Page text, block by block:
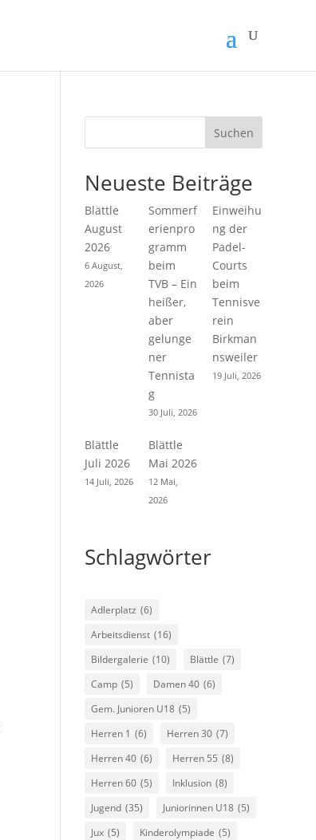
Suchen
Neueste Beiträge
Blättle
August
2026
6 August,
2026
Sommerf
erienpro
gramm
beim
TVB – Ein
heißer,
aber
gelunge
ner
Tennista
g
30 Juli, 2026
Einweihu
ng der
Padel-
Courts
beim
Tennisve
rein
Birkman
nsweiler
19 Juli, 2026
Blättle
Juli 2026
14 Juli, 2026
Blättle
Mai 2026
12 Mai,
2026
Schlagwörter
Adlerplatz (6)
Arbeitsdienst (16)
Bildergalerie (10) Blättle (7)
Camp (5) Damen 40 (6)
Gem. Junioren U18 (5)
Herren 1 (6) Herren 30 (7)
Herren 40 (6) Herren 55 (8)
Herren 60 (5) Inklusion (8)
Jugend (35) Juniorinnen U18 (5)
Jux (5) Kinderolympiade (5)